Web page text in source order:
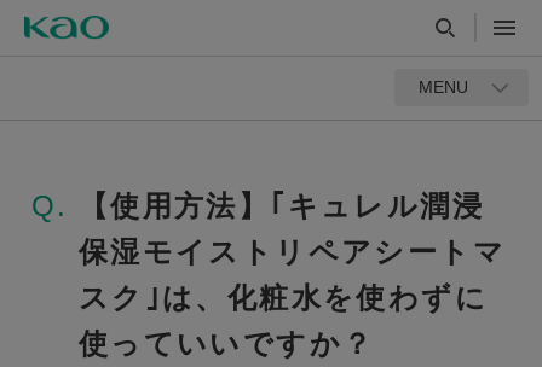
MENU
Q.
【使用方法】｢キュレル潤浸
保湿モイストリペアシートマ
スク｣は、化粧水を使わずに
使っていいですか？